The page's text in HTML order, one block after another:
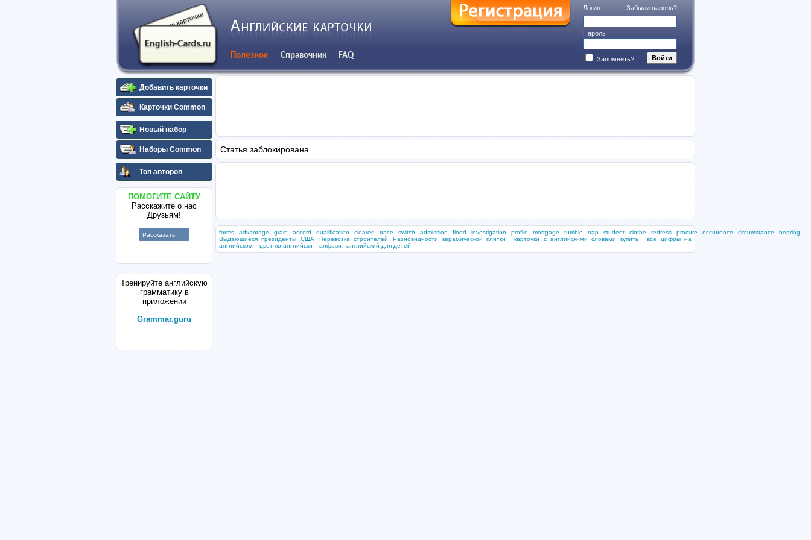
Забыли пароль?
Логин
Пароль
Запомнить?
Полезное Справочник FAQ
Добавить карточки
Карточки Common
Новый набор
Наборы Common
Топ авторов
ПОМОГИТЕ САЙТУ
Расскажите о нас
Друзьям!
Рассказать
Тренируйте английскую
грамматику в
приложении
Grammar.guru
Статья заблокирована
forms advantage grain accord qualification cleared trace switch admission flood investigation profile mortgage tumble trap student clothe redress procure occurrence circumstance
bearing
Выдающиеся президенты США
Перевозка строителей Разновидности керамической плитки карточки с английскими словами купить
все цифры на
английском
цвет по-английски алфавит английский для детей